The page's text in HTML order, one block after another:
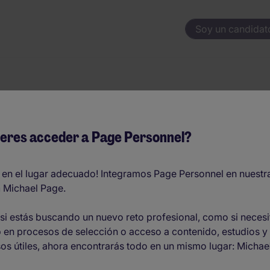
Soy un
con éxito
acceder a Page Personnel?
en el lugar adecuado! Integramos Page Personnel en
Michael Page.
estás buscando un nuevo reto profesional, como si
en procesos de selección o acceso a contenido, estudios y
útiles, ahora encontrarás todo en un mismo lugar: